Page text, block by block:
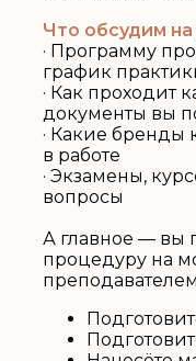
Что обсудим на
· Программу
график
· Как проходит
документы вы
· Какие бренды
в работе
· Экзамены,
вопросы
А главное — вы
процедуру на